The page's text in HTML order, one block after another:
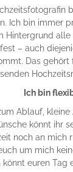
Ich bin immer
Hintergrund
– auch
Das gehört
Ich bin
Ablauf,
könnt ihr
noch an mich
um mich
könnt euren Tag